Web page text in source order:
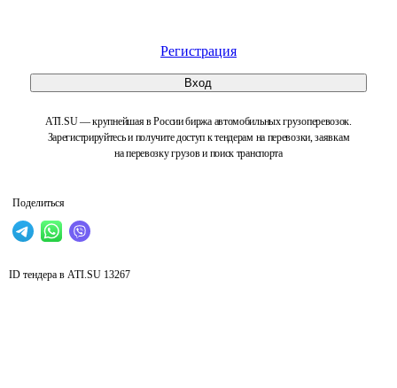
Регистрация
Вход
ATI.SU — крупнейшая в России биржа автомобильных грузоперевозок.
Зарегистрируйтесь и получите доступ к тендерам на перевозки, заявкам
на перевозку грузов и поиск транспорта
Поделиться
ID тендера в ATI.SU 13267